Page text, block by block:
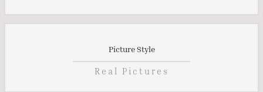
Picture Style
Real Pictures